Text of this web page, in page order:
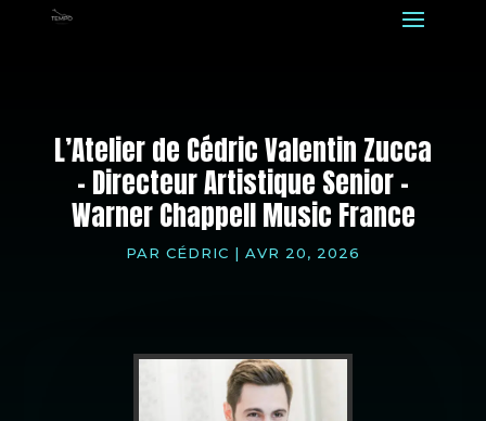
L’Atelier de Cédric Valentin Zucca
– Directeur Artistique Senior –
Warner Chappell Music France
PAR CÉDRIC | AVR 20, 2026